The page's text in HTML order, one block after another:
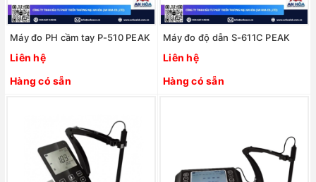
Máy đo PH cầm tay P-510 PEAK
Liên hệ
Hàng có sẵn
Máy đo độ dẫn S-611C PEAK
Liên hệ
Hàng có sẵn